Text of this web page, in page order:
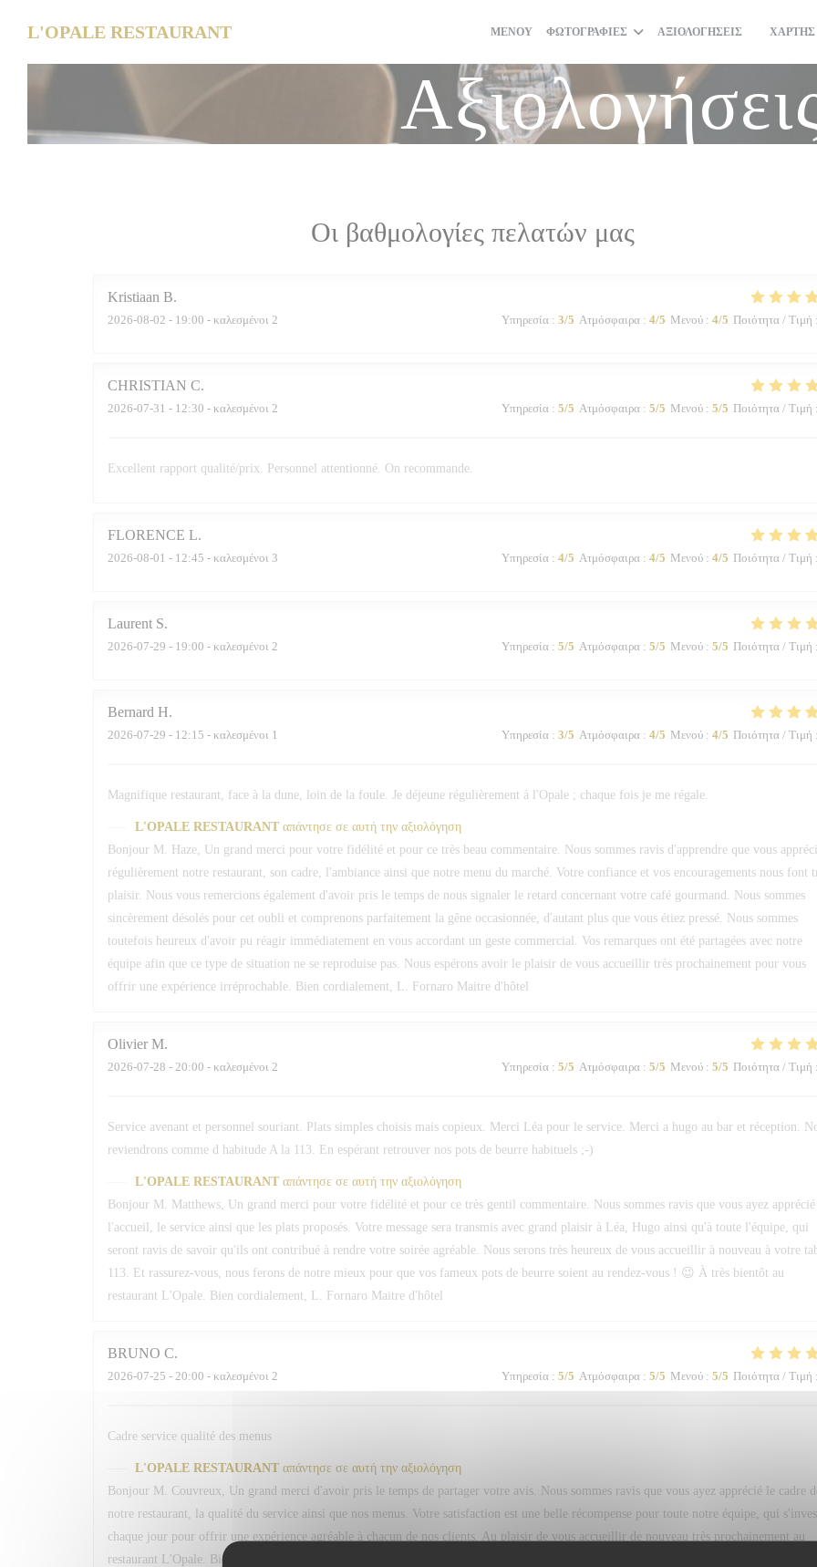
L'OPALE RESTAURANT ΜΕΝΟΎ ΦΩΤΟΓΡΑΦΊΕΣ ΑΞΙΟΛΟΓΉΣΕΙΣ ΧΆΡΤΗΣ
Οι βαθμολογίες πελατών μας
Kristiaan B
2026-08-02 - 19:00 - καλεσμένοι 2 Υπηρεσία: 3/5 Ατμόσφαιρα: 4/5 Μενού: 4/5 Ποιότητα / Τιμή :
CHRISTIAN C
2026-07-31 - 12:30 - καλεσμένοι 2 Υπηρεσία: 5/5 Ατμόσφαιρα: 5/5 Μενού: 5/5 Ποιότητα / Τιμή :
Excellent rapport qualité/prix. Personnel attentionné. On recommande.
FLORENCE L
2026-08-01 - 12:45 - καλεσμένοι 3 Υπηρεσία: 4/5 Ατμόσφαιρα: 4/5 Μενού: 4/5 Ποιότητα / Τιμή :
Laurent S
2026-07-29 - 19:00 - καλεσμένοι 2 Υπηρεσία: 5/5 Ατμόσφαιρα: 5/5 Μενού: 5/5 Ποιότητα / Τιμή :
Bernard H
2026-07-29 - 12:15 - καλεσμένοι 1 Υπηρεσία: 3/5 Ατμόσφαιρα: 4/5 Μενού: 4/5 Ποιότητα / Τιμή :
Magnifique restaurant, face à la dune, loin de la foule. Je déjeune régulièrement à l'Opale ; chaque fois je me régale.
L'OPALE RESTAURANT απάντησε σε αυτή την αξιολόγηση
Bonjour M. Haze, Un grand merci pour votre fidélité et pour ce très beau commentaire. Nous sommes ravis d'apprendre que vous
régulièrement notre restaurant, son cadre, l'ambiance ainsi que notre menu du marché. Votre confiance et vos encouragements nous font
plaisir. Nous vous remercions également d'avoir pris le temps de nous signaler le retard concernant votre café gourmand. Nous sommes
sincèrement désolés pour cet oubli et comprenons parfaitement la gêne occasionnée, d'autant plus que vous étiez pressé. Nous sommes
toutefois heureux d'avoir pu réagir immédiatement en vous accordant un geste commercial. Vos remarques ont été partagées avec notre
équipe afin que ce type de situation ne se reproduise pas. Nous espérons avoir le plaisir de vous accueillir très prochainement pour vous
offrir une expérience irréprochable. Bien cordialement, L. Fornaro Maitre d'hôtel
Olivier M
2026-07-28 - 20:00 - καλεσμένοι 2 Υπηρεσία: 5/5 Ατμόσφαιρα: 5/5 Μενού: 5/5 Ποιότητα / Τιμή :
Service avenant et personnel souriant. Plats simples choisis mais copieux. Merci Léa pour le service. Merci a hugo au bar et réception.
reviendrons comme d habitude A la 113. En espérant retrouver nos pots de beurre habituels ;-)
L'OPALE RESTAURANT απάντησε σε αυτή την αξιολόγηση
Bonjour M. Matthews, Un grand merci pour votre fidélité et pour ce très gentil commentaire. Nous sommes ravis que vous ayez apprécié
l'accueil, le service ainsi que les plats proposés. Votre message sera transmis avec grand plaisir à Léa, Hugo ainsi qu'à toute l'équipe, qui
seront ravis de savoir qu'ils ont contribué à rendre votre soirée agréable. Nous serons très heureux de vous accueillir à nouveau à votre
113. Et rassurez-vous, nous ferons de notre mieux pour que vos fameux pots de beurre soient au rendez-vous ! 😉 À très bientôt au
restaurant L'Opale. Bien cordialement, L. Fornaro Maitre d'hôtel
BRUNO C
2026-07-25 - 20:00 - καλεσμένοι 2 Υπηρεσία: 5/5 Ατμόσφαιρα: 5/5 Μενού: 5/5 Ποιότητα / Τιμή :
Cadre service qualité des menus
L'OPALE RESTAURANT απάντησε σε αυτή την αξιολόγηση
Bonjour M. Couvreux, Un grand merci d'avoir pris le temps de partager votre avis. Nous sommes ravis que vous ayez apprécié le cadre
notre restaurant, la qualité du service ainsi que nos menus. Votre satisfaction est une belle récompense pour toute notre équipe, qui
chaque jour pour offrir une expérience agréable à chacun de nos clients. Au plaisir de vous accueillir de nouveau très prochainement au
restaurant L'Opale. Bien cordialement, L. Fornaro Maitre d'hôtel